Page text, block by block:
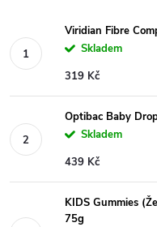
Viridian Fibre
Skladem
319 Kč
Optibac Baby
Skladem
439 Kč
KIDS Gummies
75g